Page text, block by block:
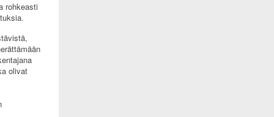
rohkeasti
olivat